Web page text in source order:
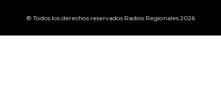
© Todos los derechos reservados Radios Regionales 2026